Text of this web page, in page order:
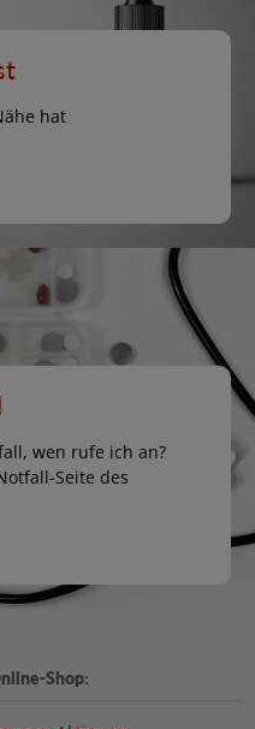
hat
wen rufe ich an?
Seite des
Shop: